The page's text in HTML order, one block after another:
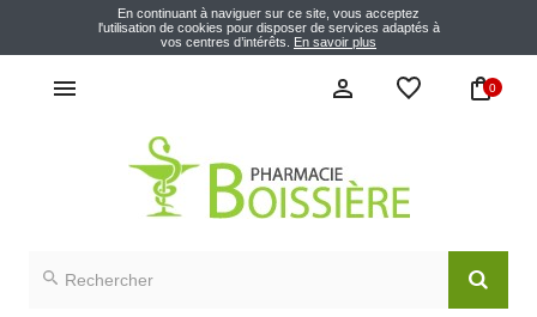
En continuant à naviguer sur ce site, vous acceptez
l'utilisation de cookies pour disposer de services adaptés à
vos centres d’intérêts. En savoir plus
0